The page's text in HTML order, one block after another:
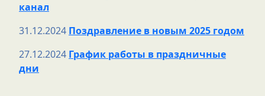
канал
31.12.2024 Поздравление в новым 2025 годом
27.12.2024 График работы в праздничные
дни